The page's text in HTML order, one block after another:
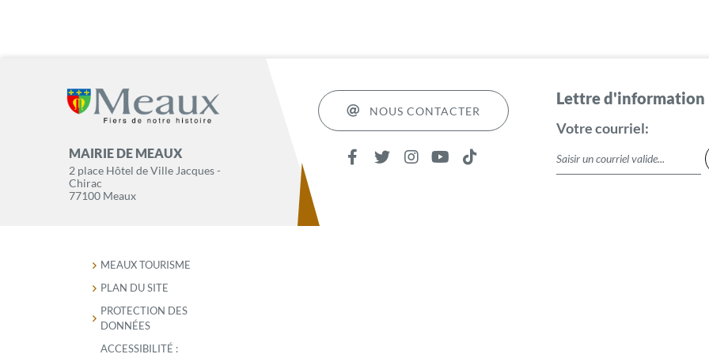
MAIRIE DE MEAUX
2 place Hôtel de Ville Jacques -
Chirac
77100 Meaux
NOUS CONTACTER
Lettre d'information
Votre courriel:
MEAUX TOURISME
PLAN DU SITE
PROTECTION DES
DONNÉES
ACCESSIBILITÉ :